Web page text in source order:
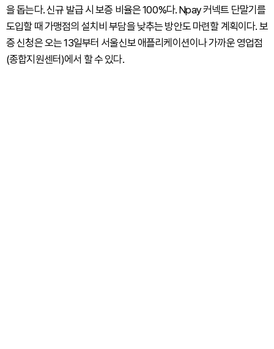
을 돕는다. 신규 발급 시 보증 비율은 100%다. Npay 커넥트 단말기를
도입할 때 가맹점의 설치비 부담을 낮추는 방안도 마련할 계획이다. 보
증 신청은 오는 13일부터 서울신보 애플리케이션이나 가까운 영업점
(종합지원센터)에서 할 수 있다.